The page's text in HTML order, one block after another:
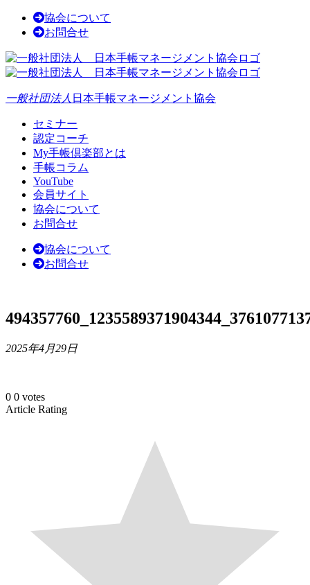
協会について
お問合せ
一般社団法人 日本手帳マネージメント協会
セミナー
認定コーチ
My手帳倶楽部とは
手帳コラム
YouTube
会員サイト
協会について
お問合せ
協会について
お問合せ
2025年4月29日
0 0 votes
Article Rating